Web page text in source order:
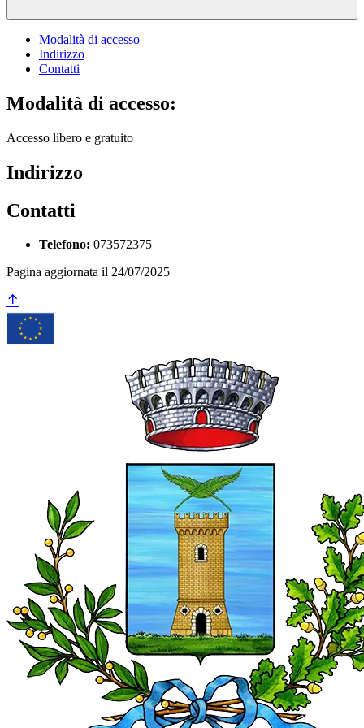
Modalità di accesso
Indirizzo
Contatti
Modalità di accesso:
Accesso libero e gratuito
Indirizzo
Contatti
Telefono: 073572375
Pagina aggiornata il 24/07/2025